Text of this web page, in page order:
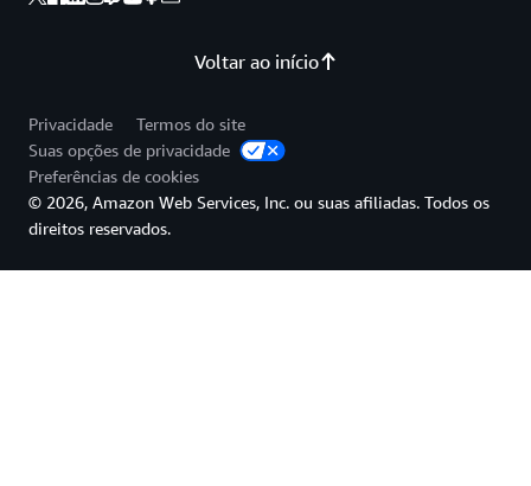
Voltar ao início
Privacidade
Termos do site
Suas opções de privacidade
Preferências de cookies
© 2026, Amazon Web Services, Inc. ou suas afiliadas. Todos os
direitos reservados.